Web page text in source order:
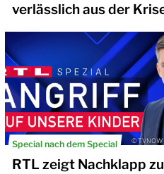
verlässlich aus der
Special nach dem Special © TVNOW
RTL zeigt Nachklapp